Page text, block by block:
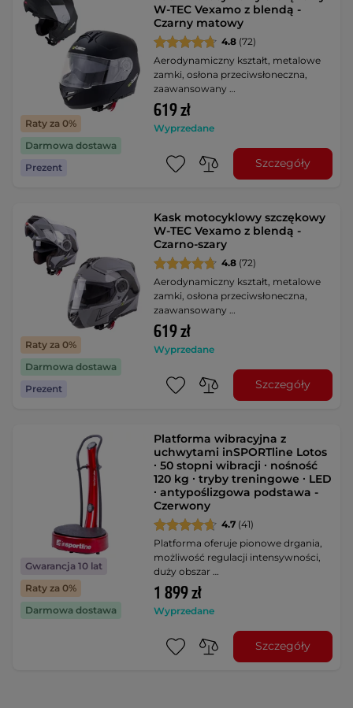
Raty za 0%
Darmowa dostawa
Prezent
W-TEC Vexamo z blendą -
Czarny matowy
4.8 (72)
Aerodynamiczny kształt, metalowe
zamki, osłona przeciwsłoneczna,
zaawansowany …
619 zł
Wyprzedane
Szczegóły
Raty za 0%
Darmowa dostawa
Prezent
Kask motocyklowy szczękowy
W-TEC Vexamo z blendą -
Czarno-szary
4.8 (72)
Aerodynamiczny kształt, metalowe
zamki, osłona przeciwsłoneczna,
zaawansowany …
619 zł
Wyprzedane
Szczegóły
Gwarancja 10 lat
Raty za 0%
Darmowa dostawa
Platforma wibracyjna z
uchwytami inSPORTline Lotos
∙ 50 stopni wibracji ∙ nośność
120 kg ∙ tryby treningowe ∙ LED
∙ antypoślizgowa podstawa -
Czerwony
4.7 (41)
Platforma oferuje pionowe drgania,
możliwość regulacji intensywności,
duży obszar …
1 899 zł
Wyprzedane
Szczegóły